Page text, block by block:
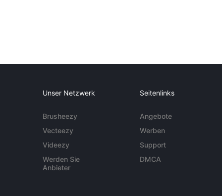
Unser Netzwerk
Brusheezy
Vecteezy
Videezy
Werden Sie
Anbieter
Seitenlinks
Angebote
Werben
Support
DMCA